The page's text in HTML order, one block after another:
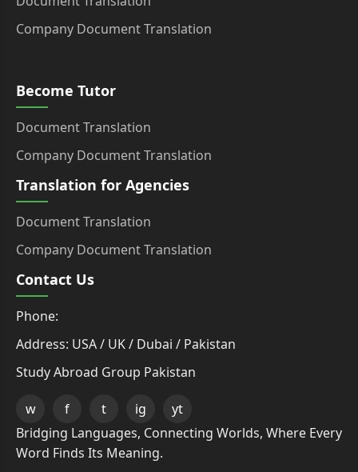
Company Document Translation
Become Tutor
Document Translation
Company Document Translation
Translation for Agencies
Document Translation
Company Document Translation
Contact Us
Phone:
Address: USA / UK / Dubai / Pakistan
Study Abroad Group Pakistan
w f t ig
yt
Bridging Languages, Connecting Worlds, Where Every
Word Finds Its Meaning.